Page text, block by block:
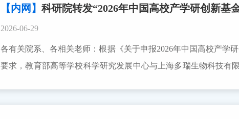
【内网】 科研院转发“2026年中国高校产学研创新基金-多医云
2026-06-29
各有关院系、各相关老师：根据《关于申报2026年中国高校产学
要求，教育部高等学校科学研究发展中心与上海多瑞生物科技有